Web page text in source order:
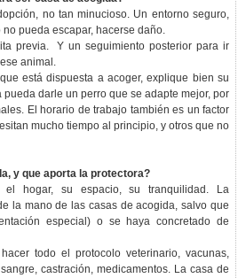
no tan minucioso. Un entorno seguro,
pueda escapar, hacerse daño.
previa. Y un seguimiento posterior para ir
animal.
está dispuesta a acoger, explique bien su
darle un perro que se adapte mejor, por
El horario de trabajo también es un factor
mucho tiempo al principio, y otros que no
y que aporta la protectora?
hogar, su espacio, su tranquilidad. La
la mano de las casas de acogida, salvo que
especial) o se haya concretado de
todo el protocolo veterinario, vacunas,
castración, medicamentos. La casa de